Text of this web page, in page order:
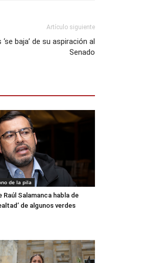
Artículo siguiente
baja’ de su aspiración al
Senado
de la pila
Raúl Salamanca habla de
de algunos verdes